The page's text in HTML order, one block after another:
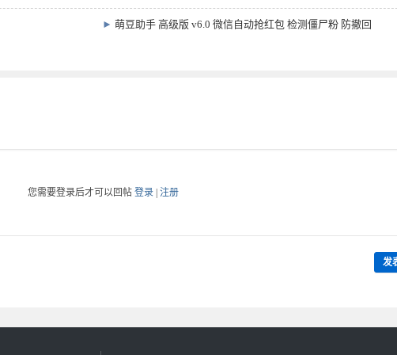
►萌豆助手 高级版 v6.0 微信自动抢红包 检测僵尸粉 防撤回
您需要登录后才可以回帖 登录 注册
发